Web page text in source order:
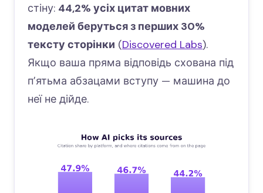
стіну: 44,2% усіх цитат мовних
моделей беруться з перших 30%
тексту сторінки (Discovered Labs).
Якщо ваша пряма відповідь схована під
пʼятьма абзацами вступу — машина до
неї не дійде.